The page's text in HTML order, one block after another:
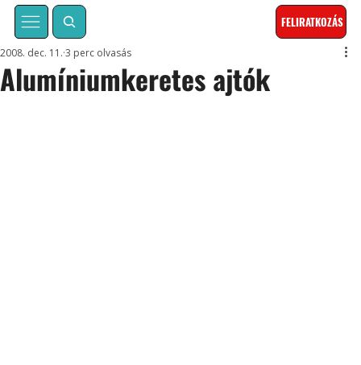
FELIRATKOZÁS
Alumíniumkeretes ajtók
2008. dec. 11. 3 perc olvasás